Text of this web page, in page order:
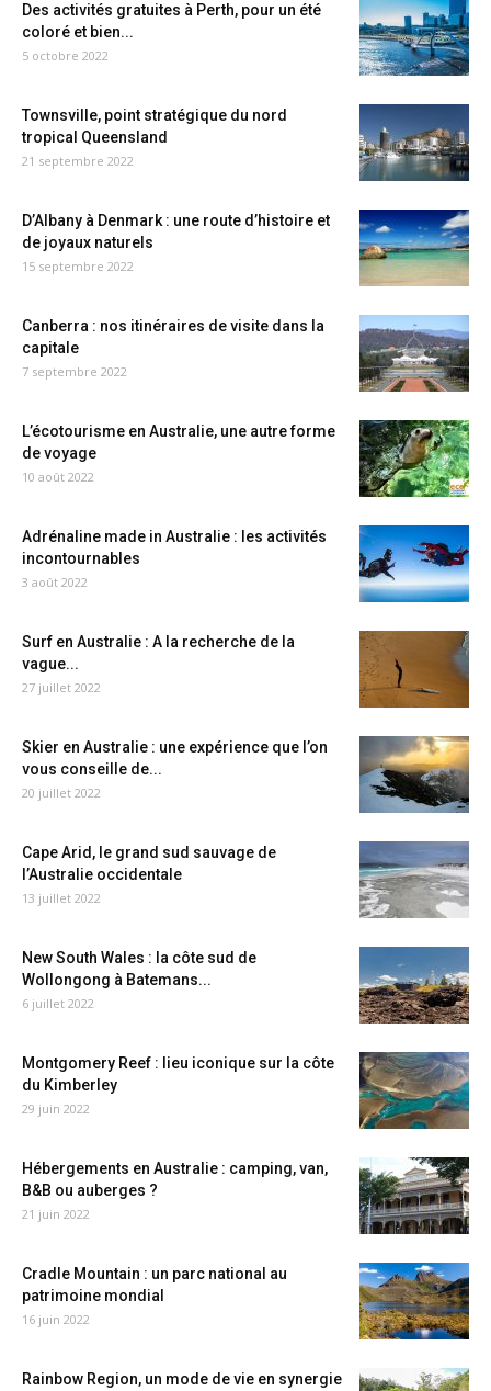
Des activités gratuites à Perth, pour un été
coloré et bien...
5 octobre 2022
Townsville, point stratégique du nord
tropical Queensland
21 septembre 2022
D’Albany à Denmark : une route d’histoire et
de joyaux naturels
15 septembre 2022
Canberra : nos itinéraires de visite dans la
capitale
7 septembre 2022
L’écotourisme en Australie, une autre forme
de voyage
10 août 2022
Adrénaline made in Australie : les activités
incontournables
3 août 2022
Surf en Australie : A la recherche de la
vague...
27 juillet 2022
Skier en Australie : une expérience que l’on
vous conseille de...
20 juillet 2022
Cape Arid, le grand sud sauvage de
l’Australie occidentale
13 juillet 2022
New South Wales : la côte sud de
Wollongong à Batemans...
6 juillet 2022
Montgomery Reef : lieu iconique sur la côte
du Kimberley
29 juin 2022
Hébergements en Australie : camping, van,
B&B ou auberges ?
21 juin 2022
Cradle Mountain : un parc national au
patrimoine mondial
16 juin 2022
Rainbow Region, un mode de vie en synergie